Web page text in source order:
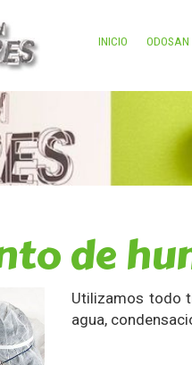
INICIO ODOSAN
de
Utilizamos todo
agua,